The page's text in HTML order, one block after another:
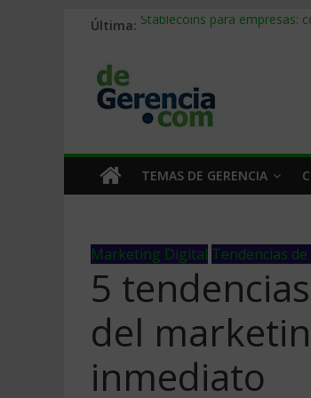
Última: Stablecoins para empresas:
Trabajo forzoso en la
Mercado hispano de EE.
TEMAS DE GERENCIA
Marketing Digital Tendencias
5
del
inmediato